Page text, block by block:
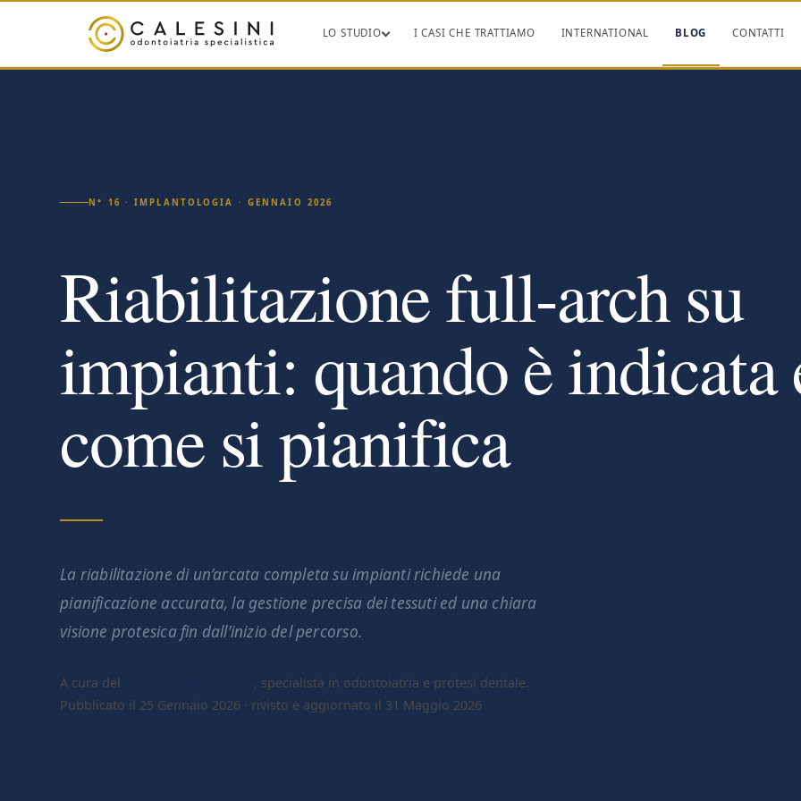
LO STUDIO I CASI CHE TRATTIAMO INTERNATIONAL BLOG CONTATTI
N° 16 · IMPLANTOLOGIA · GENNAIO 2026
Riabilitazione full-arch su
impianti: quando è indicata
come si pianifica
La riabilitazione di un’arcata completa su impianti richiede una
pianificazione accurata, la gestione precisa dei tessuti ed una chiara
visione protesica fin dall’inizio del percorso.
A cura del
, specialista in odontoiatria e protesi dentale.
Pubblicato il 25 Gennaio 2026 · rivisto e aggiornato il 31 Maggio 2026